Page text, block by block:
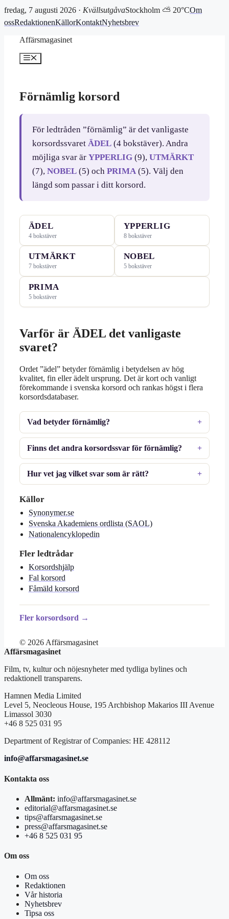
fredag, 7 augusti 2026 · KvällsutgåvaStockholm ⛅ 20°COm
ossRedaktionenKällorKontaktNyhetsbrev
Affärsmagasinet
Meny
Förnämlig korsord
För ledtråden ”förnämlig” är det vanligaste
korsordssvaret ÄDEL(4 bokstäver). Andra
möjliga svar är YPPERLIG(9), UTMÄRKT
(7), NOBEL(5) och PRIMA(5). Välj den
längd som passar i ditt korsord.
ÄDEL
4 bokstäver
YPPERLIG
8 bokstäver
UTMÄRKT
7 bokstäver
NOBEL
5 bokstäver
PRIMA
5 bokstäver
Varför är ÄDEL det vanligaste
svaret?
Ordet ”ädel” betyder förnämlig i betydelsen av hög
kvalitet, fin eller ädelt ursprung. Det är kort och vanligt
förekommande i svenska korsord och rankas högst i flera
korsordsdatabaser.
Vad betyder förnämlig?
Finns det andra korsordssvar för förnämlig?
Hur vet jag vilket svar som är rätt?
Källor
Synonymer.se
Svenska Akademiens ordlista (SAOL)
Nationalencyklopedin
Fler ledtrådar
Korsordshjälp
Fal korsord
Fåmäld korsord
Fler korsordsord →
© 2026 Affärsmagasinet
Affärsmagasinet
Film, tv, kultur och nöjesnyheter med tydliga bylines och
redaktionell transparens.
Hamnen Media Limited
Level 5, Neocleous House, 195 Archbishop Makarios III Avenue
Limassol 3030
+46 8 525 031 95
Department of Registrar of Companies: HE 428112
info@affarsmagasinet.se
Kontakta oss
Allmänt: info@affarsmagasinet.se
editorial@affarsmagasinet.se
tips@affarsmagasinet.se
press@affarsmagasinet.se
+46 8 525 031 95
Om oss
Om oss
Redaktionen
Vår historia
Nyhetsbrev
Tipsa oss